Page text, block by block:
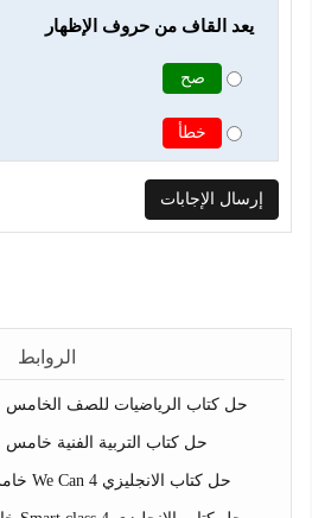
يعد القاف من حروف الإظهار
صح
خطأ
الروابط
حل كتاب الرياضيات للصف الخامس
حل كتاب التربية الفنية خامس
حل كتاب الانجليزي We Can 4 خامس ابتدائي ف2 1442